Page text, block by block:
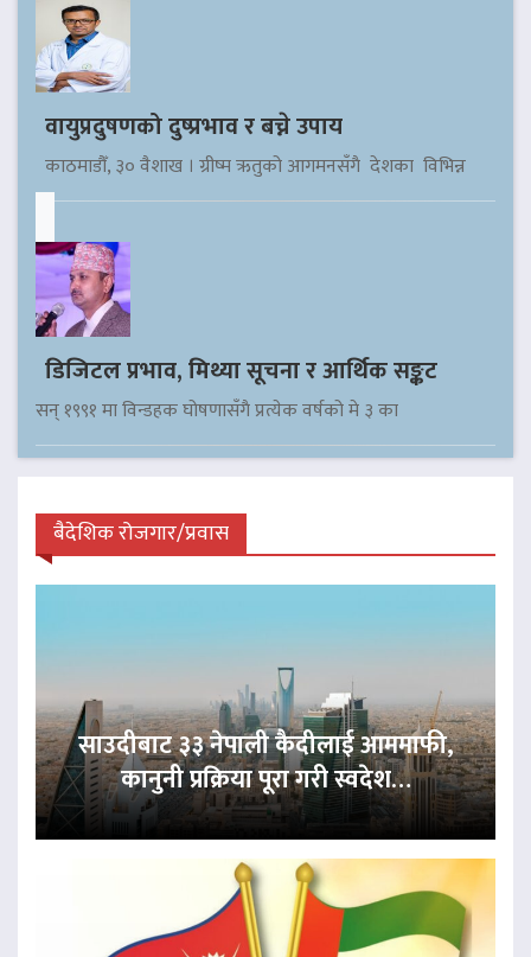
वायुप्रदुषणको दुष्प्रभाव र बच्ने उपाय
काठमाडौँ, ३० वैशाख । ग्रीष्म ऋतुको आगमनसँगै देशका विभिन्न
डिजिटल प्रभाव, मिथ्या सूचना र आर्थिक सङ्कट
सन् १९९१ मा विन्डहक घोषणासँगै प्रत्येक वर्षको मे ३ का
बैदेशिक रोजगार/प्रवास
साउदीबाट ३३ नेपाली कैदीलाई आममाफी,
कानुनी प्रक्रिया पूरा गरी स्वदेश…